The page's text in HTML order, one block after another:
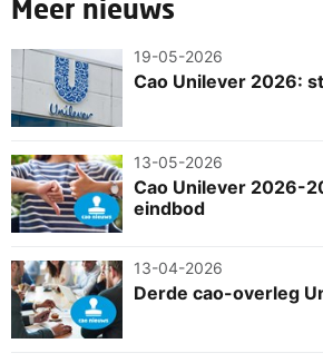
Meer nieuws
19-05-2026
Cao Unilever 2026:
13-05-2026
Cao Unilever 2026-
eindbod
13-04-2026
Derde cao-overleg